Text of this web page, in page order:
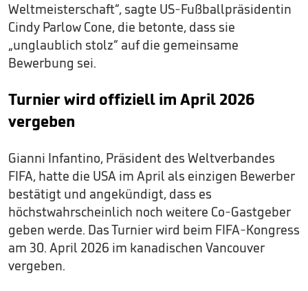
Weltmeisterschaft“, sagte US-Fußballpräsidentin
Cindy Parlow Cone, die betonte, dass sie
„unglaublich stolz“ auf die gemeinsame
Bewerbung sei.
Turnier wird offiziell im April 2026
vergeben
Gianni Infantino, Präsident des Weltverbandes
FIFA, hatte die USA im April als einzigen Bewerber
bestätigt und angekündigt, dass es
höchstwahrscheinlich noch weitere Co-Gastgeber
geben werde. Das Turnier wird beim FIFA-Kongress
am 30. April 2026 im kanadischen Vancouver
vergeben.